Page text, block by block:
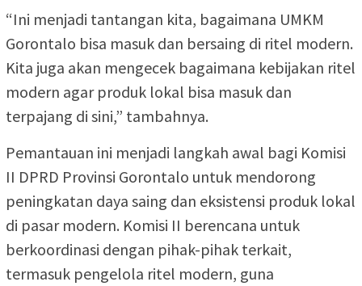
“Ini menjadi tantangan kita, bagaimana UMKM
Gorontalo bisa masuk dan bersaing di ritel modern.
Kita juga akan mengecek bagaimana kebijakan ritel
modern agar produk lokal bisa masuk dan
terpajang di sini,” tambahnya.
Pemantauan ini menjadi langkah awal bagi Komisi
II DPRD Provinsi Gorontalo untuk mendorong
peningkatan daya saing dan eksistensi produk lokal
di pasar modern. Komisi II berencana untuk
berkoordinasi dengan pihak-pihak terkait,
termasuk pengelola ritel modern, guna